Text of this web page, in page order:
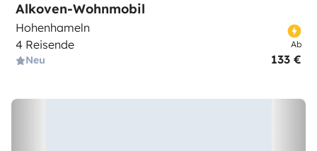
Alkoven-Wohnmobil
Hohenhameln
4 Reisende
Neu
Ab
133 €